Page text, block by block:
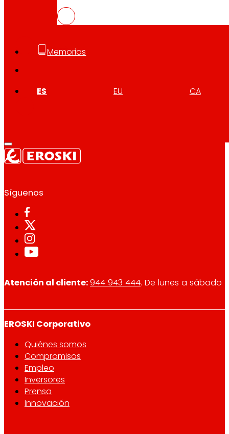
Memorias
ES EU CA
PDF
Síguenos
Atención al cliente:944 943 444. De lunes a sábado
EROSKI Corporativo
Quiénes somos
Compromisos
Empleo
Inversores
Prensa
Innovación